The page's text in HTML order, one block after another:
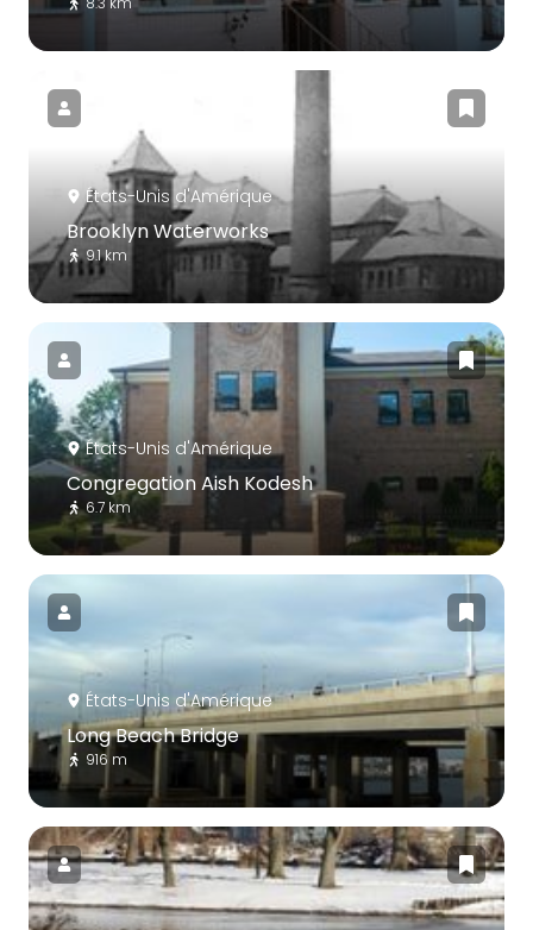
États-Unis d'Amérique
Brooklyn Waterworks
9.1 km
États-Unis d'Amérique
Congregation Aish Kodesh
6.7 km
États-Unis d'Amérique
Long Beach Bridge
916 m